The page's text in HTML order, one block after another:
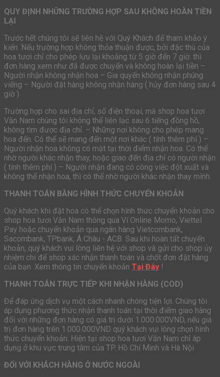
QUY ĐỊNH NHỮNG TRƯỜNG HỢP SAU KHÔNG HOÀN TIỀN
LẠI
Trước hết chúng tôi sẽ liên hệ với Quý Khách để tham khảo ý
kiến. Nếu trường hợp không thỏa thuận được, bởi đặc thù của
hoa tươi chỉ cho phép lưu lại khoảng từ 5 giờ đến 7 giờ. thì
đơn hàng xem như đã được chuyển và không hoàn lại tiền –
Người nhận không nhận hoa – Gia quyến không nhận phúng
viếng – Người đặt hàng không nhận hàng ( hủy đơn hàng sau 4
giờ )
Trường hợp cho sai địa chỉ, số điện thoại, mà shop hoa tươi
Văn Nam chúng tôi không thể liên lạc sau 6 tiếng đồng hồ,
không tìm được địa chỉ. – Những nơi không cho phép mang
hoa đến. Có thể sẽ mang đến một nơi khác ( tính thêm phí ) –
Người nhận hoa không có mặt tại thời điểm nhận hoa. Có thể
nhờ người khác nhận thay, hoặc giao đến địa chỉ có người nhận
( tính thêm phí ) – Người nhận đang có công việc đột xuất và
không thể nhận hoa, thì có thể nhờ người khác nhận thay mình.
THANH TOÁN BẰNG HÌNH THỨC CHUYỂN KHOẢN
Quý khách khi đặt hoa có thể chọn hình thức chuyển khoản cho
shop hoa tươi Văn Nam thông qua Ví Online Momo, Viettel
Pay hoặc chuyển khoản qua ngân hàng Vietcombank,
Sacombank, TPbank, Á Châu - ACB. Sau khi hoàn tất chuyển
khoản, quý khách vui lòng liên hệ với shop và gửi cho shop ủy
nhiệm chi để shop xác nhận thanh toán và chốt đơn đặt hàng
của bạn. Xem thông tin chuyển khoản Tại Đây !
THANH TOÁN TRỰC TIẾP KHI NHẬN HÀNG (COD)
Để đáp ứng dịch vụ một cách nhanh chóng tiện lợi. Chúng tôi
áp dụng phương thức nhận thanh toán tại thời điểm giao hàng
đối với những đơn hàng có giá trị dưới 1.000.000VND, nếu giá
trị đơn hàng trên 1.000.000VND quý khách vui lòng chọn hình
thức chuyển khoản. Hiện tại shop hoa tươi Văn Nam chỉ áp
dụng ở khu vực trung tâm của TP. Hồ Chí Minh và Hà Nội
ĐỐI VỚI KHÁCH HÀNG Ở NƯỚC NGOÀI